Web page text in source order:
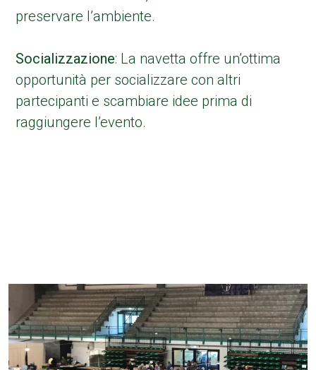
preservare l’ambiente.
Socializzazione: La navetta offre un’ottima
opportunità per socializzare con altri
partecipanti e scambiare idee prima di
raggiungere l’evento.